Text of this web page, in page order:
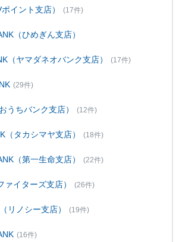
イント支店） (17件)
（ひめぎん支店）
（ヤマダネオバンク支店） (17件)
(29件)
うちバンク支店） (12件)
（タカシマヤ支店） (18件)
（第一生命支店） (22件)
ァイターズ支店） (26件)
リノシー支店） (19件)
(16件)